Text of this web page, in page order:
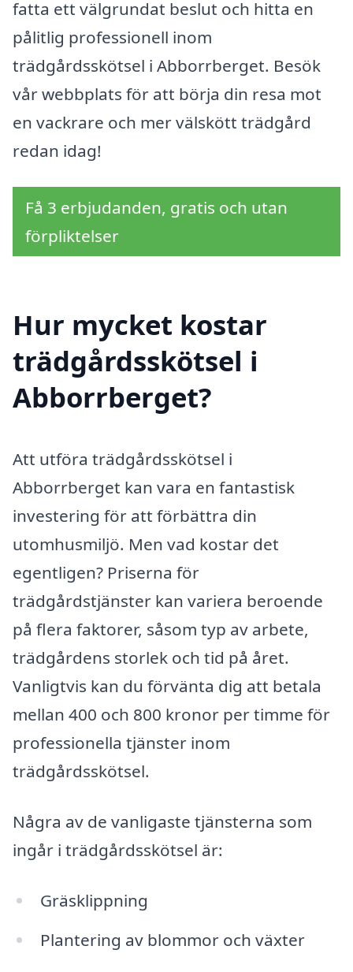
fatta ett välgrundat beslut och hitta en
pålitlig professionell inom
trädgårdsskötsel i Abborrberget. Besök
vår webbplats för att börja din resa mot
en vackrare och mer välskött trädgård
redan idag!
Få 3 erbjudanden, gratis och utan
förpliktelser
Hur mycket kostar
trädgårdsskötsel i
Abborrberget?
Att utföra trädgårdsskötsel i
Abborrberget kan vara en fantastisk
investering för att förbättra din
utomhusmiljö. Men vad kostar det
egentligen? Priserna för
trädgårdstjänster kan variera beroende
på flera faktorer, såsom typ av arbete,
trädgårdens storlek och tid på året.
Vanligtvis kan du förvänta dig att betala
mellan 400 och 800 kronor per timme för
professionella tjänster inom
trädgårdsskötsel.
Några av de vanligaste tjänsterna som
ingår i trädgårdsskötsel är:
Gräsklippning
Plantering av blommor och växter